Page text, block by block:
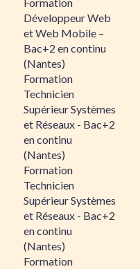
Développeur Web
et Web Mobile –
Bac+2 en continu
(Nantes)
Formation
Technicien
Supérieur Systèmes
et Réseaux - Bac+2
en continu
(Nantes)
Formation
Technicien
Supérieur Systèmes
et Réseaux - Bac+2
en continu
(Nantes)
Formation